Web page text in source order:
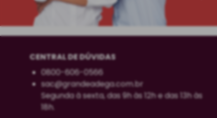
CENTRAL DE DÚVIDAS
0800-606-0566
sac@grandeadega.com.br
Segunda à sexta, das 9h às 12h e das 13h às
18h.